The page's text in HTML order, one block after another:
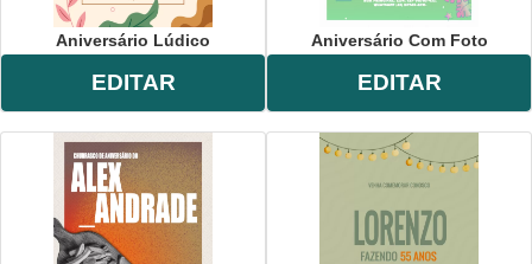
Aniversário Lúdico
EDITAR
Aniversário Com Foto
EDITAR